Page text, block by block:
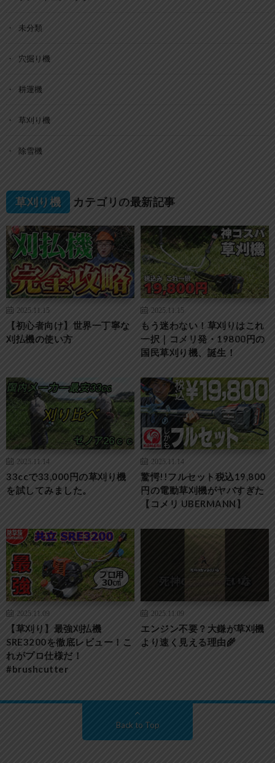
未分類
穴掘り機
耕運機
草刈り機
除雪機
草刈り機 カテゴリの最新記事
2025.11.15
【初心者向け】世界一丁寧な
刈払機の使い方
2025.11.15
もう迷わない！草刈りはこれ
一択｜コメリ発・19800円の
国民草刈り機、誕生！
2025.11.14
33ccで33,000円の草刈り機
を試してみました。
2025.11.14
驚愕!!フルセット税込19,800
円の電動草刈機がヤバすぎた
【コメリ UBERMANN】
2025.11.09
【草刈り】最強刈払機
SRE3200を徹底レビュー！こ
れがプロ仕様だ！
#brushcutter
2025.11.09
エンジン不要？大鎌が草刈機
より速く見える理由🌾
Back to Top